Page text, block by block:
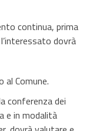
continua, prima
dovrà
Comune.
conferenza dei
e in modalità